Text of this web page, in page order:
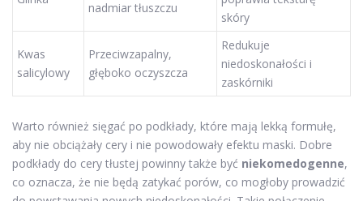
nadmiar tłuszczu
skóry
Kwas
salicylowy
Przeciwzapalny,
głęboko oczyszcza
Redukuje
niedoskonałości i
zaskórniki
Warto również sięgać po podkłady, które mają lekką formułę,
aby nie obciążały cery i nie powodowały efektu maski. Dobre
podkłady do cery tłustej powinny także być niekomedogenne,
co oznacza, że nie będą zatykać porów, co mogłoby prowadzić